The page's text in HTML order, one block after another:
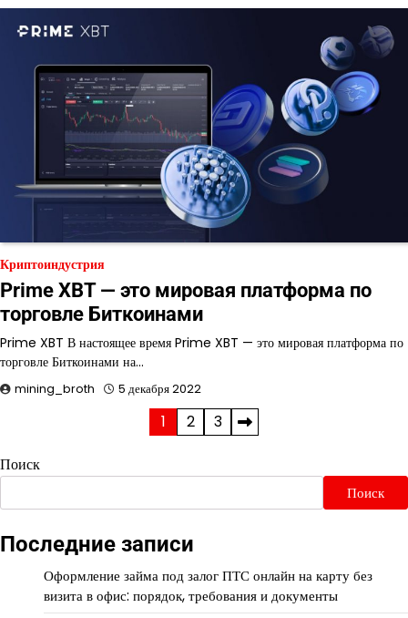
Криптоиндустрия
Prime XBT — это мировая платформа по
торговле Биткоинами
Prime XBT В настоящее время Prime XBT — это мировая платформа по
торговле Биткоинами на…
mining_broth 5 декабря 2022
записей
1 2 3
Поиск
Поиск
Последние записи
Оформление займа под залог ПТС онлайн на карту без
визита в офис: порядок, требования и документы